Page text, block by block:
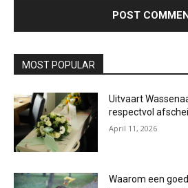
MOST POPULAR
Uitvaart
respectvol
April 11, 2026
Waarom een